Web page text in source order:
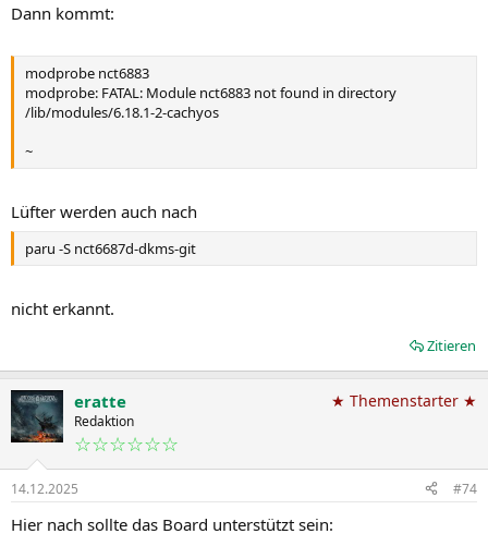
Dann kommt:
modprobe nct6883
modprobe: FATAL: Module nct6883 not found in directory
/lib/modules/6.18.1-2-cachyos
~
Lüfter werden auch nach
paru -S nct6687d-dkms-git
nicht erkannt.
Zitieren
eratte
Redaktion
☆☆☆☆☆☆
★ Themenstarter ★
14.12.2025 #74
Hier nach sollte das Board unterstützt sein: